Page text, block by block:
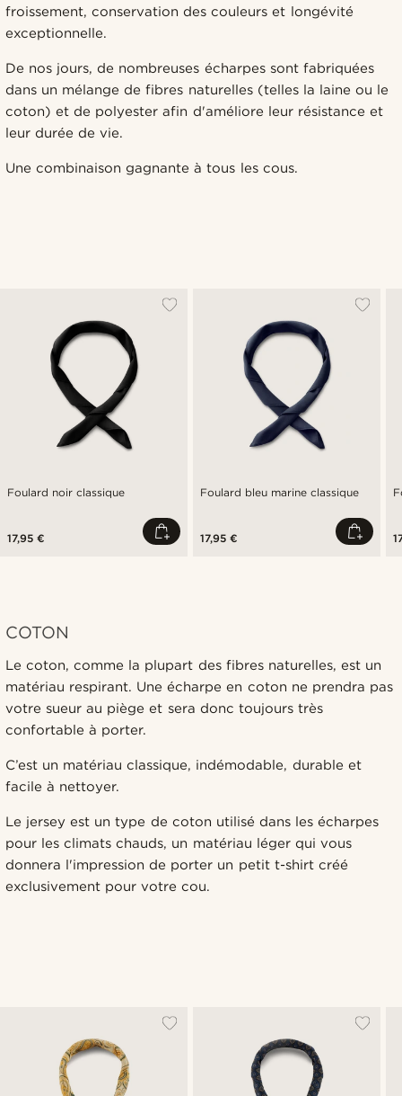
froissement, conservation des couleurs et longévité
exceptionnelle.
De nos jours, de nombreuses écharpes sont fabriquées
dans un mélange de fibres naturelles (telles la laine ou le
coton) et de polyester afin d'améliore leur résistance et
leur durée de vie.
Une combinaison gagnante à tous les cous.
Foulard noir classique
17,95 €
Foulard bleu marine classique
17,95 €
COTON
Le coton, comme la plupart des fibres naturelles, est un
matériau respirant. Une écharpe en coton ne prendra pas
votre sueur au piège et sera donc toujours très
confortable à porter.
C’est un matériau classique, indémodable, durable et
facile à nettoyer.
Le jersey est un type de coton utilisé dans les écharpes
pour les climats chauds, un matériau léger qui vous
donnera l'impression de porter un petit t-shirt créé
exclusivement pour votre cou.